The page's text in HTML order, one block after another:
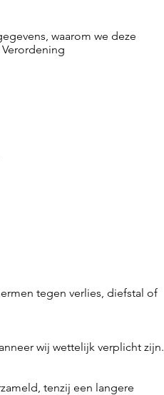
waarom we deze
tegen verlies, diefstal of
wij wettelijk verplicht zijn.
tenzij een langere